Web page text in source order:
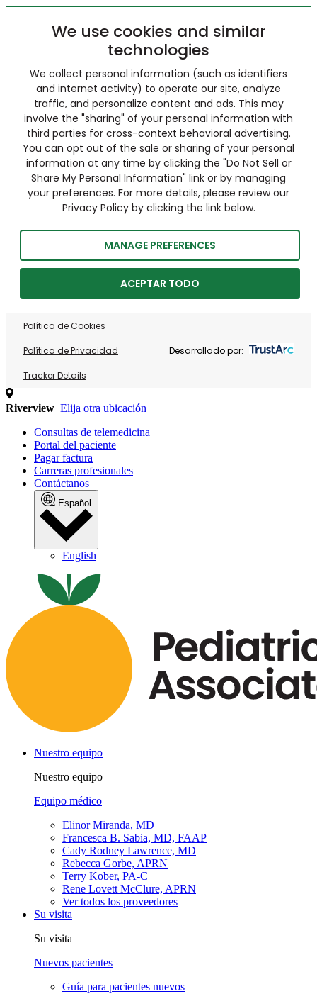
We use cookies and similar
technologies
We collect personal information (such as identifiers
and internet activity) to operate our site, analyze
traffic, and personalize content and ads. This may
involve the "sharing" of your personal information with
third parties for cross-context behavioral advertising.
You can opt out of the sale or sharing of your personal
information at any time by clicking the "Do Not Sell or
Share My Personal Information" link or by managing
your preferences. For more details, please review our
Privacy Policy by clicking the link below.
MANAGE PREFERENCES
ACEPTAR TODO
Política de Cookies
Política de Privacidad
Tracker Details
Desarrollado por:
Riverview Elija otra ubicación
Consultas de telemedicina
Portal del paciente
Pagar factura
Carreras profesionales
Contáctanos
Español
English
Nuestro equipo
Nuestro equipo
Equipo médico
Elinor Miranda, MD
Francesca B. Sabia, MD, FAAP
Cady Rodney Lawrence, MD
Rebecca Gorbe, APRN
Terry Kober, PA-C
Rene Lovett McClure, APRN
Ver todos los proveedores
Su visita
Su visita
Nuevos pacientes
Guía para pacientes nuevos